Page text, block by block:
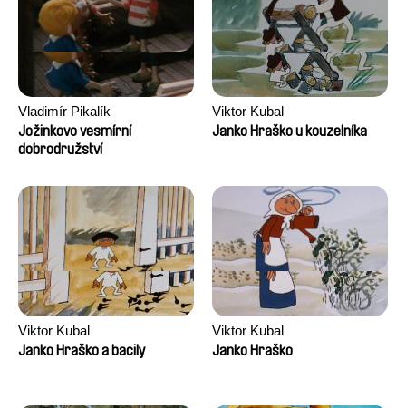
Vladimír Pikalík
Jožinkovo vesmírní
dobrodružství
Viktor Kubal
Janko Hraško u kouzelníka
Viktor Kubal
Janko Hraško a bacily
Viktor Kubal
Janko Hraško